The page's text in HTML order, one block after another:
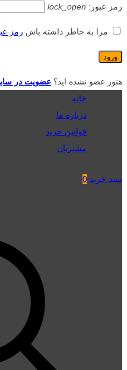
رمز عبور: lock_open
مرا به خاطر داشته باش رمز
هنوز عضو نشده اید؟ عضویت در
خانه
درباره ما
قوانین خرید
مشتریان
سبد خرید 0